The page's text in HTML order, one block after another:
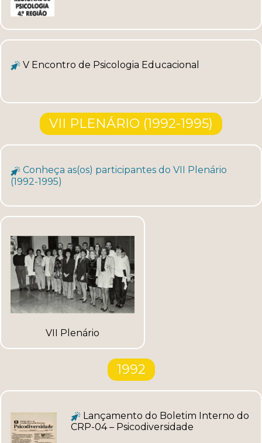
V Encontro de Psicologia Educacional
VII PLENÁRIO (1992-1995)
Conheça as(os) participantes do VII Plenário
(1992-1995)
VII Plenário
1992
Lançamento do Boletim Interno do
CRP-04 – Psicodiversidade